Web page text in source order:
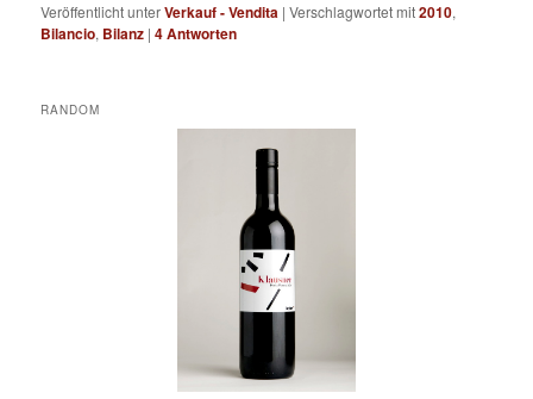
Veröffentlicht unterVerkauf - Vendita |Verschlagwortet mit2010,
Bilancio, Bilanz |4Antworten
RANDOM